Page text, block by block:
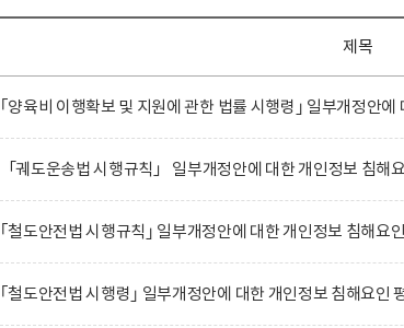
제목
｢양육비 이행확보 및 지원에 관한 법률 시행령｣ 일부개정안
「궤도운송법 시행규칙」 일부개정안에 대한 개인정보 침해
｢철도안전법 시행규칙｣ 일부개정안에 대한 개인정보 침해요
｢철도안전법 시행령｣ 일부개정안에 대한 개인정보 침해요인